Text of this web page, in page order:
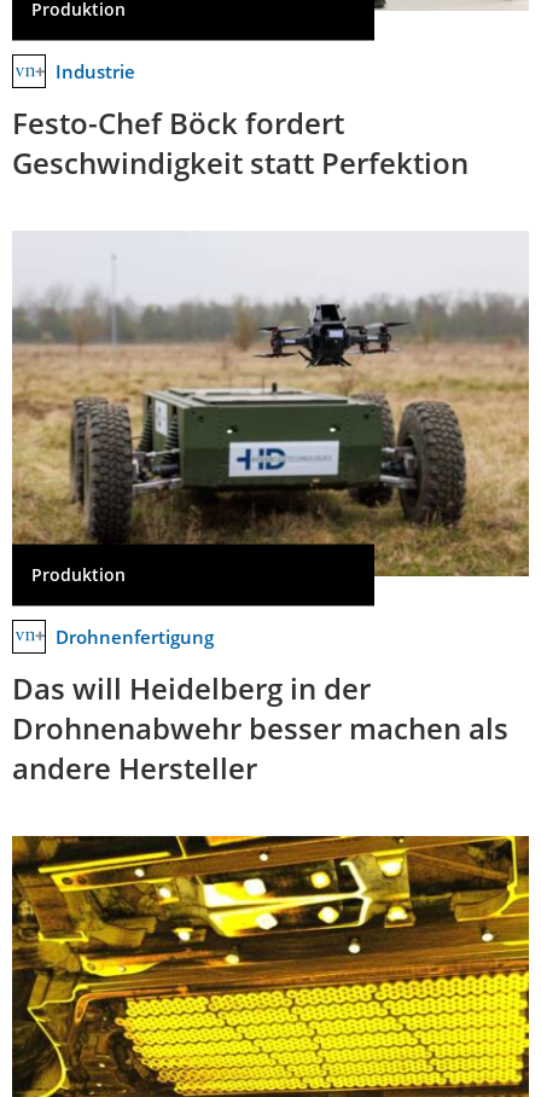
Produktion
Industrie
Festo-Chef Böck fordert
Geschwindigkeit statt Perfektion
Produktion
Drohnenfertigung
Das will Heidelberg in der
Drohnenabwehr besser machen als
andere Hersteller